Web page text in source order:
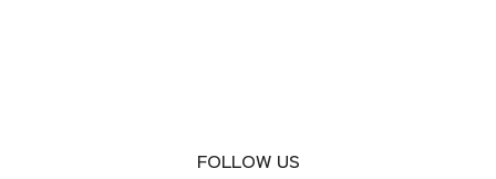
FOLLOW US